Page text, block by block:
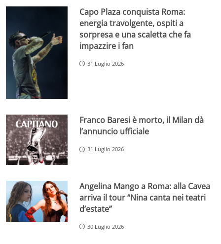
Capo Plaza conquista Roma:
energia travolgente, ospiti a
sorpresa e una scaletta che fa
impazzire i fan
31 Luglio 2026
Franco Baresi è morto, il Milan dà
l’annuncio ufficiale
31 Luglio 2026
Angelina Mango a Roma: alla Cavea
arriva il tour “Nina canta nei teatri
d’estate”
30 Luglio 2026